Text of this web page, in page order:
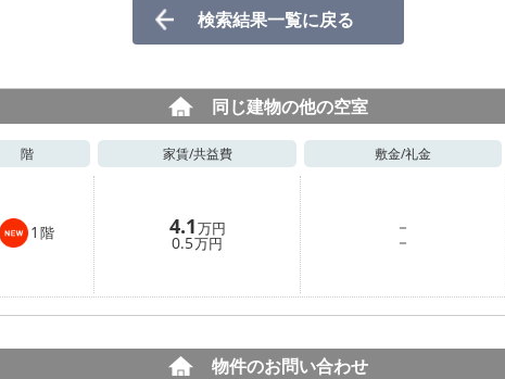
検索結果一覧に戻る
同じ建物の他の空室
階 家賃/共益費 敷金/礼金
1 階 4.1万円
0.5万円
－
－
物件のお問い合わせ